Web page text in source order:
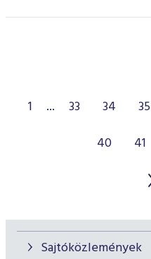
Sajtóközlemények
1 ... 33 34 35
40
41